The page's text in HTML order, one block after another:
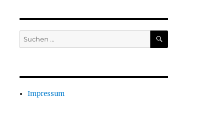
Suchen
nach:
SUCHEN
Impressum